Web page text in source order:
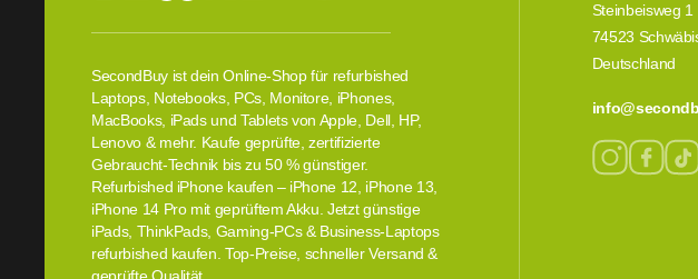
SecondBuy ist dein Online-Shop für refurbished
Laptops, Notebooks, PCs, Monitore, iPhones,
MacBooks, iPads und Tablets von Apple, Dell, HP,
Lenovo & mehr. Kaufe geprüfte, zertifizierte
Gebraucht-Technik bis zu 50 % günstiger.
Refurbished iPhone kaufen – iPhone 12, iPhone 13,
iPhone 14 Pro mit geprüftem Akku. Jetzt günstige
iPads, ThinkPads, Gaming-PCs & Business-Laptops
refurbished kaufen. Top-Preise, schneller Versand &
Steinbeisweg 1
74523
Deutschland